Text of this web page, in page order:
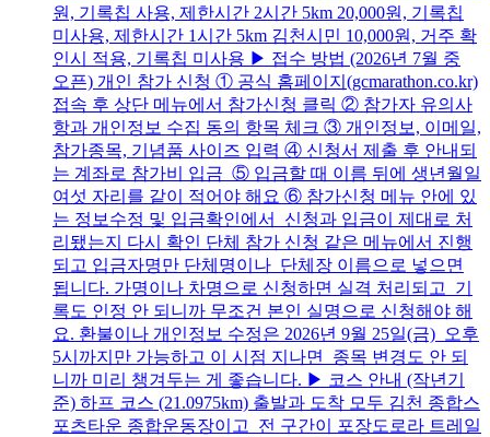
원, 기록칩 사용, 제한시간 2시간 5km 20,000원, 기록칩
미사용, 제한시간 1시간 5km 김천시민 10,000원, 거주 확
인시 적용, 기록칩 미사용 ▶ 접수 방법 (2026년 7월 중
오픈) 개인 참가 신청 ① 공식 홈페이지(gcmarathon.co.kr)
접속 후 상단 메뉴에서 참가신청 클릭 ② 참가자 유의사
항과 개인정보 수집 동의 항목 체크 ③ 개인정보, 이메일,
참가종목, 기념품 사이즈 입력 ④ 신청서 제출 후 안내되
는 계좌로 참가비 입금 ⑤ 입금할 때 이름 뒤에 생년월일
여섯 자리를 같이 적어야 해요 ⑥ 참가신청 메뉴 안에 있
는 정보수정 및 입금확인에서 신청과 입금이 제대로 처
리됐는지 다시 확인 단체 참가 신청 같은 메뉴에서 진행
되고 입금자명만 단체명이나 단체장 이름으로 넣으면
됩니다. 가명이나 차명으로 신청하면 실격 처리되고 기
록도 인정 안 되니까 무조건 본인 실명으로 신청해야 해
요. 환불이나 개인정보 수정은 2026년 9월 25일(금) 오후
5시까지만 가능하고 이 시점 지나면 종목 변경도 안 되
니까 미리 챙겨두는 게 좋습니다. ▶ 코스 안내 (작년기
준) 하프 코스 (21.0975km) 출발과 도착 모두 김천 종합스
포츠타운 종합운동장이고 전 구간이 포장도로라 트레일